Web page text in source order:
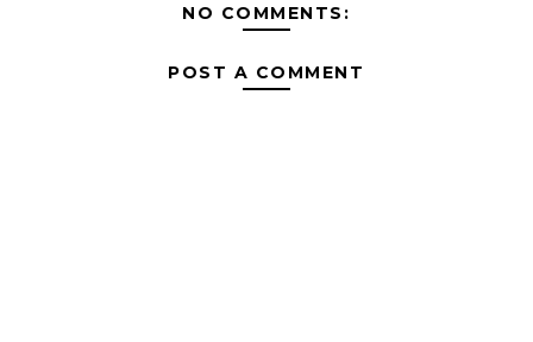
NO COMMENTS:
POST A COMMENT